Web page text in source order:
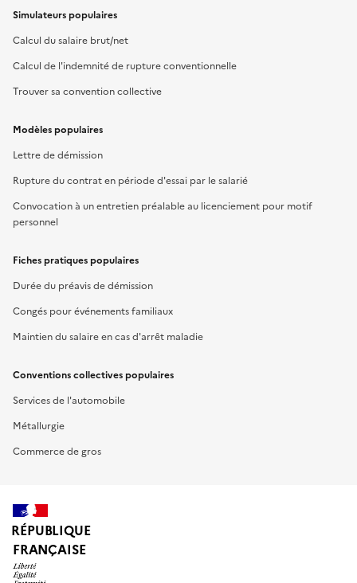
Simulateurs populaires
Calcul du salaire brut/net
Calcul de l'indemnité de rupture conventionnelle
Trouver sa convention collective
Modèles populaires
Lettre de démission
Rupture du contrat en période d'essai par le salarié
Convocation à un entretien préalable au licenciement pour motif
personnel
Fiches pratiques populaires
Durée du préavis de démission
Congés pour événements familiaux
Maintien du salaire en cas d'arrêt maladie
Conventions collectives populaires
Services de l'automobile
Métallurgie
Commerce de gros
RÉPUBLIQUE
FRANÇAISE